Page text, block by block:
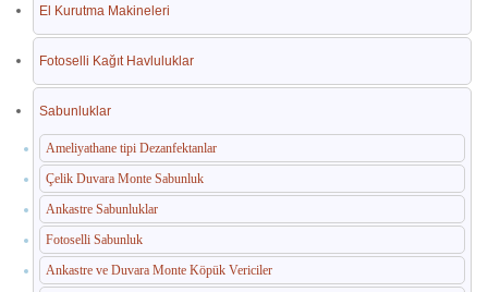
El Kurutma Makineleri
Fotoselli Kağıt Havluluklar
Sabunluklar
Ameliyathane tipi Dezanfektanlar
Çelik Duvara Monte Sabunluk
Ankastre Sabunluklar
Fotoselli Sabunluk
Ankastre ve Duvara Monte Köpük Vericiler